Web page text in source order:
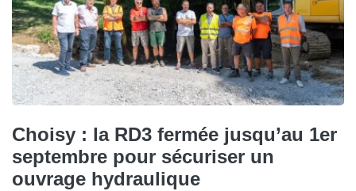
Choisy : la RD3 fermée jusqu’au 1er
septembre pour sécuriser un
ouvrage hydraulique